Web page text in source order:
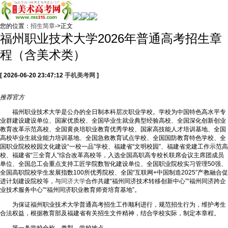
您的位置： 招生简章->正文
福州职业技术大学2026年普通高考招生章
程（含美术类）
[ 2026-06-20 23:47:12 手机美考网 ]
推荐官方
福州职业技术大学是公办的全日制本科层次职业学校。学校为中国特色高水平专
业群建设建设单位、国家优质校、全国毕业生就业典型经验高校、全国深化创新创业
教育改革示范高校、全国黄炎培职业教育优秀学校、国家高技能人才培训基地、全国
高校毕业生就业能力培训基地、全国急救教育试点学校、全国国防教育特色学校、全
国职业院校校园文化建设“一校一品”学校、福建省“文明校园”、福建省党建工作示范高
校、福建省“三全育人”综合改革高校等，入选全国高职高专校长联席会议主席团成员
单位、全国总工会重点支持工匠学院数智化建设单位、全国职业院校实习管理50强、
全国高职院校学生发展指数100所优秀院校、全国“互联网+中国制造2025”产教融合促
进计划建设院校等，与同济大学合作共建“福州同济技术转移创新中心”“福州同济跨企
业技术服务中心”“福州同济职业教育师资培育基地”。
为保证福州职业技术大学普通高考招生工作顺利进行，规范招生行为，维护考生
合法权益，根据教育部及福建省有关招生文件精神，结合学校实际，制定本章程。